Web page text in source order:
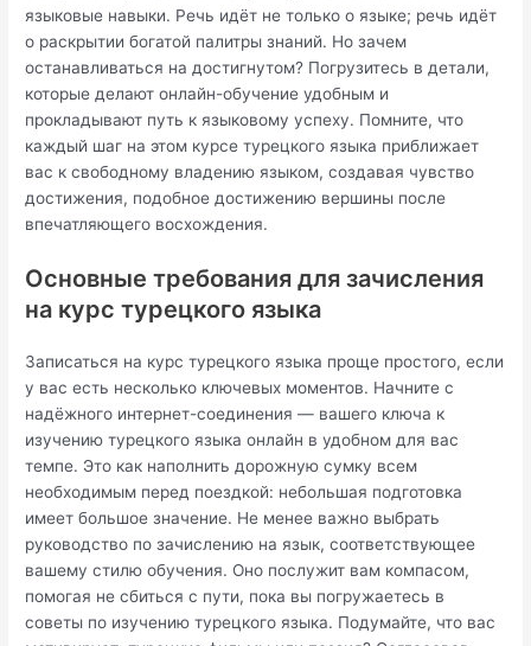
языковые навыки. Речь идёт не только о языке; речь идёт
о раскрытии богатой палитры знаний. Но зачем
останавливаться на достигнутом? Погрузитесь в детали,
которые делают онлайн-обучение удобным и
прокладывают путь к языковому успеху. Помните, что
каждый шаг на этом курсе турецкого языка приближает
вас к свободному владению языком, создавая чувство
достижения, подобное достижению вершины после
впечатляющего восхождения.
Основные требования для зачисления
на курс турецкого языка
Записаться на курс турецкого языка проще простого, если
у вас есть несколько ключевых моментов. Начните с
надёжного интернет-соединения — вашего ключа к
изучению турецкого языка онлайн в удобном для вас
темпе. Это как наполнить дорожную сумку всем
необходимым перед поездкой: небольшая подготовка
имеет большое значение. Не менее важно выбрать
руководство по зачислению на язык, соответствующее
вашему стилю обучения. Оно послужит вам компасом,
помогая не сбиться с пути, пока вы погружаетесь в
советы по изучению турецкого языка. Подумайте, что вас